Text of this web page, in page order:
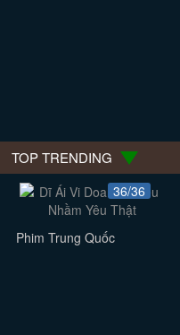
TOP TRENDING
36/36
Phim Trung Quốc